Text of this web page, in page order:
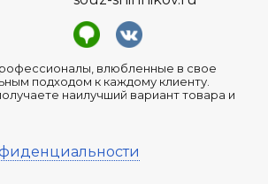
влюбленные в свое
подходом к каждому клиенту.
наилучший вариант товара и